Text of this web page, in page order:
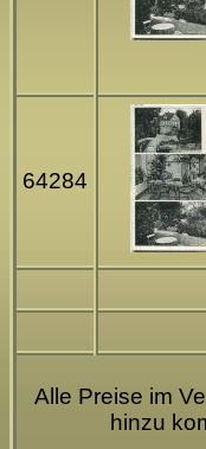
64284
Alle Preise im
hinzu